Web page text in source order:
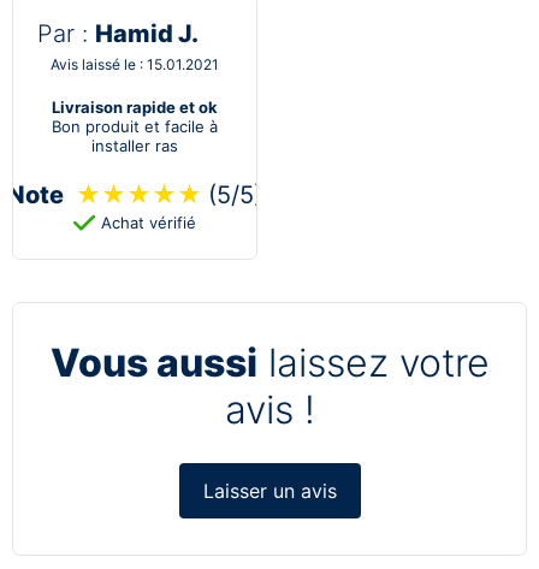
Par : Hamid J.
Avis laissé le : 15.01.2021
Livraison rapide et ok
Bon produit et facile à
installer ras
Note ★★★★★ (5/5)
Achat vérifié
Vous aussi laissez votre
avis !
Laisser un avis